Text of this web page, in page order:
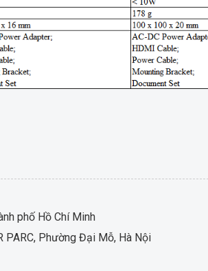
phố Hồ Chí Minh
PARC, Phường Đại Mỗ, Hà Nội